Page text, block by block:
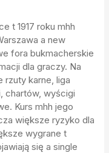
t 1917 roku mhh
a new
fora bukmacherskie
dla graczy. Na
rzuty karne, liga
chartów, wyścigi
Kurs mhh jego
większe ryzyko dla
wygrane t
się a single